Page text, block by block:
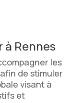
à Rennes
les
de stimuler
visant à
et